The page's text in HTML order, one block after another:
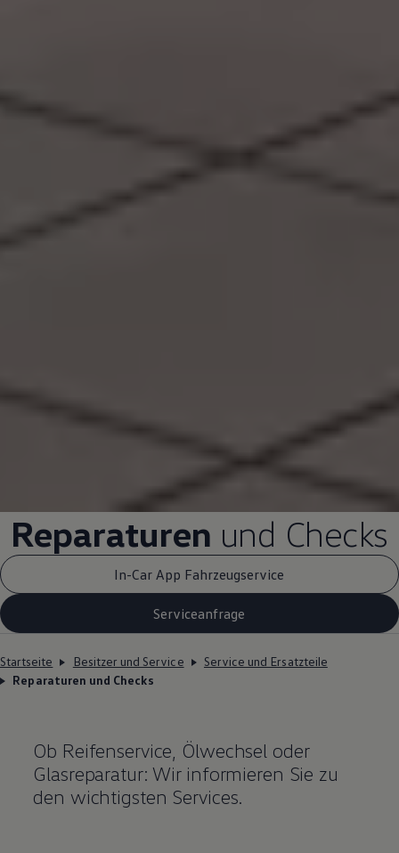
Reparaturen und Checks
In-Car App Fahrzeugservice
Serviceanfrage
Startseite Besitzer und Service
Service und Ersatzteile
Reparaturen und Checks
Ob Reifenservice, Ölwechsel oder
Glasreparatur: Wir informieren Sie zu
den wichtigsten Services.